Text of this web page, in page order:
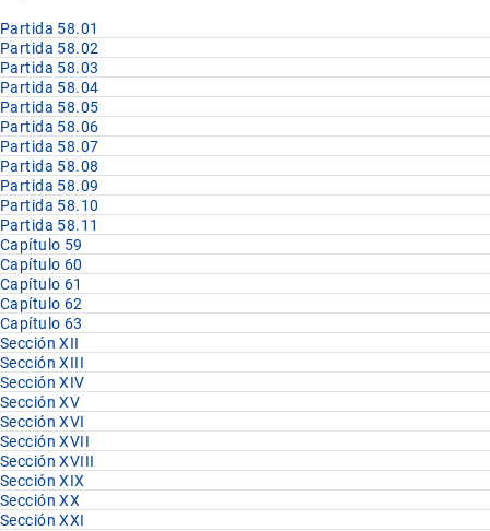
Partida 58.01
Partida 58.02
Partida 58.03
Partida 58.04
Partida 58.05
Partida 58.06
Partida 58.07
Partida 58.08
Partida 58.09
Partida 58.10
Partida 58.11
Capítulo 59
Capítulo 60
Capítulo 61
Capítulo 62
Capítulo 63
Sección XII
Sección XIII
Sección XIV
Sección XV
Sección XVI
Sección XVII
Sección XVIII
Sección XIX
Sección XX
Sección XXI